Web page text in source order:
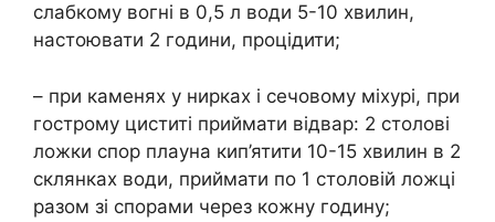
слабкому вогні в 0,5 л води 5-10 хвилин,
настоювати 2 години, процідити;
– при каменях у нирках і сечовому міхурі, при
гострому циститі приймати відвар: 2 столові
ложки спор плауна кип’ятити 10-15 хвилин в 2
склянках води, приймати по 1 столовій ложці
разом зі спорами через кожну годину;